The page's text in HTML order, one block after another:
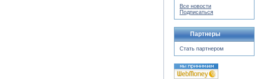
Все новости
Подписаться
Партнеры
Стать партнером